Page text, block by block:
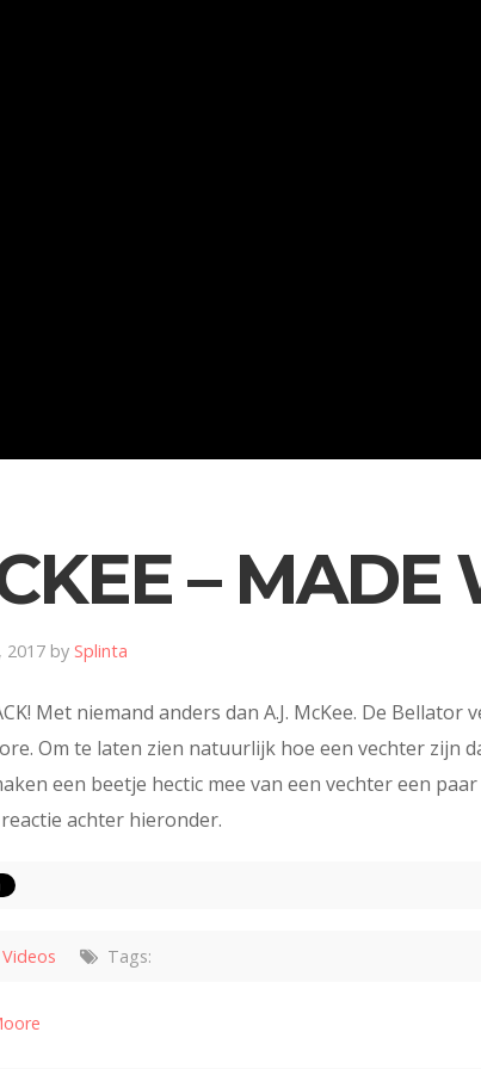
– MADE
2017 by Splinta
Met niemand anders dan A.J. McKee. De
Om te laten zien natuurlijk hoe een vechter zijn
een beetje hectic mee van een vechter een
achter hieronder.
Videos Tags: